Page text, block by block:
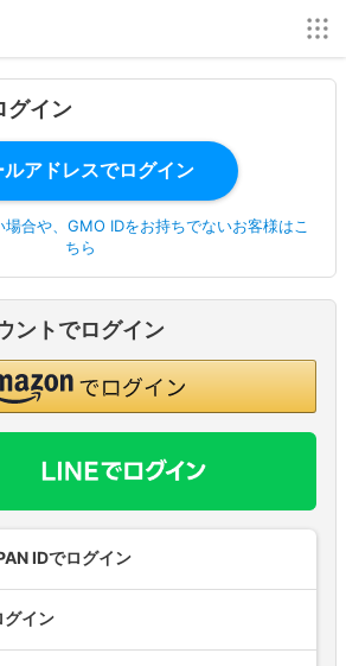
グイン
合や、GMO IDをお持ちでないお客様はこ
ちら
ントでログイン
IDでログイン
イン